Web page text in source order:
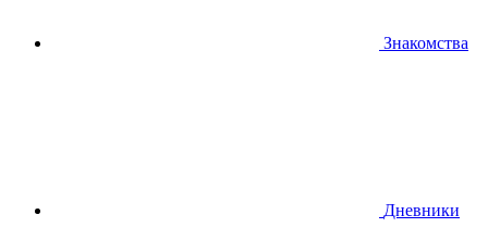
Знакомства
Дневники